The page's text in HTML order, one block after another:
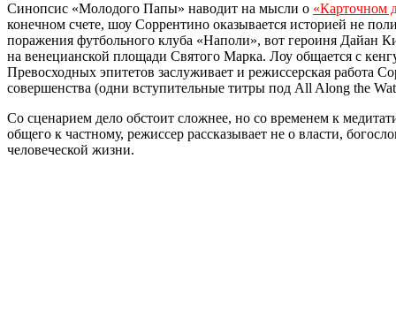
Синопсис «Молодого Папы» наводит на мысли о «Карточном
конечном счете, шоу Соррентино оказывается историей не
поражения футбольного клуба «Наполи», вот героиня Дайан
на венецианской площади Святого Марка. Лоу общается с
Превосходных эпитетов заслуживает и режиссерская работа
совершенства (одни вступительные титры под All Along the
Со сценарием дело обстоит сложнее, но со временем к
общего к частному, режиссер рассказывает не о власти,
человеческой жизни.